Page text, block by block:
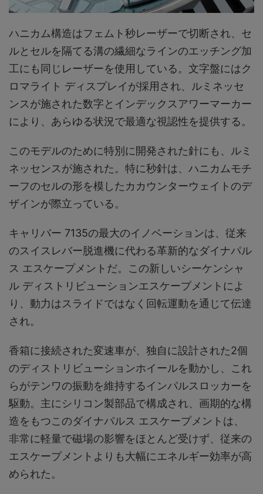
ハニカム構造はフェムト秒レーザーで切断され、セ
ルとセルを隔てる溝の繊細なラインのエッチング加
工にも同じレーザーを使用している。文字盤にはク
ロマライト ディスプレイが採用され、ルミネッセ
ンスが施された数字とインデックスアワーマーカー
により、あらゆる状況で最適な視認性を提供する。
このモデルのために特別に開発された針にも、ルミ
ネッセンスが施された。特に秒針は、ハニカムモチ
ーフのセルの形を模したカカウンターウェイトのデ
ザインが際立っている。
キャリバー 7135の最大のイノベーションは、従来
のスイスレバー脱進機に代わる革新的なダイナパル
ス エスケープメントだ。この新しいシーケンシャ
ル ディストリビューションエスケープメントによ
り、動力はスライドではなく回転運動を通じて伝達
され。
香箱に接続された変速車が、独自に設計された2個
のディストリビューションホイールを動かし、これ
らがテンワの振動を維持するインパルスロッカーを
駆動。主にシリコン製部品で構成され、画期的な構
造をもつこのダイナパルス エスケープメントは、
非常に軽量で磁場の影響をほとんど受けず、従来の
エスケープメントよりも大幅にエネルギー効率が高
められた。